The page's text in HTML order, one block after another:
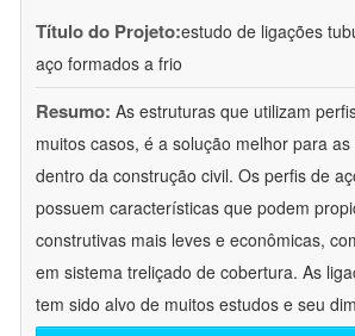
Título do Projeto:estudo de ligações
aço formados a frio
Resumo: As estruturas que utilizam
muitos casos, é a solução melhor para
dentro da construção civil. Os perfis de
possuem características que podem
construtivas mais leves e econômicas,
em sistema treliçado de cobertura. As
tem sido alvo de muitos estudos e seu